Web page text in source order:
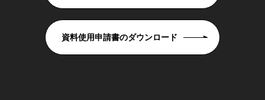
資料使用申請書のダウンロード